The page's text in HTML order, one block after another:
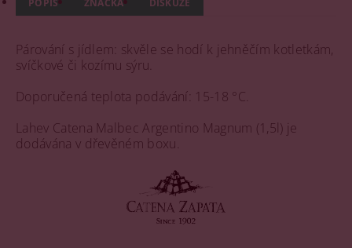
POPIS ZNAČKA DISKUZE
Párování s jídlem: skvěle se hodí k jehněčím kotletkám,
svíčkové či kozímu sýru.
Doporučená teplota podávání: 15-18 °C.
Lahev Catena Malbec Argentino Magnum (1,5l) je
dodávána v dřevěném boxu.